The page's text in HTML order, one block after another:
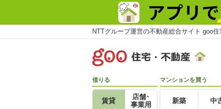
NTTグループ運営の不動産総合サイト goo
借りる
賃貸
店舗･
事業用
マンションを買う
新築 中